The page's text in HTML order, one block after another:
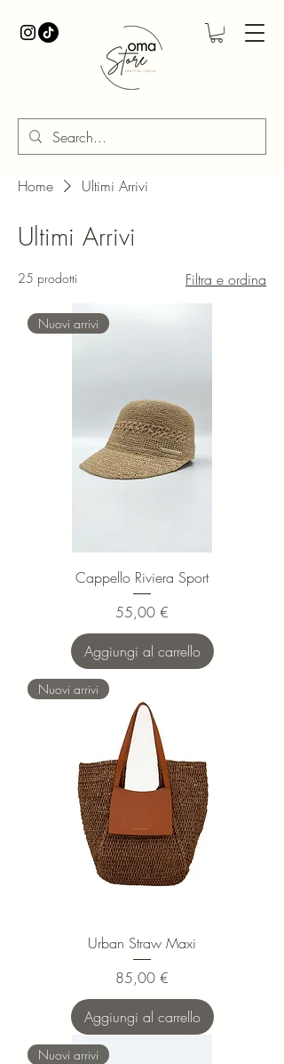
Home Ultimi Arrivi
Ultimi Arrivi
25 prodotti Filtra e ordina
Nuovi arrivi
Cappello Riviera Sport
Prezzo
55,00 €
Aggiungi al carrello
Nuovi arrivi
Urban Straw Maxi
Prezzo
85,00 €
Aggiungi al carrello
Nuovi arrivi